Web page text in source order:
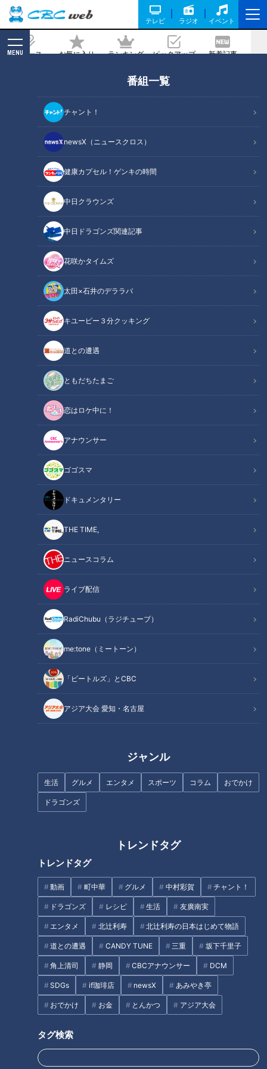
テレビ ラジオ イベント
ニュース お気に入り ランキング ピックアップ 新着記事
MENU
番組一覧
チャント！
newsX（ニュースクロス）
健康カプセル！ゲンキの時間
中日クラウンズ
中日ドラゴンズ関連記事
花咲かタイムズ
太田×石井のデララバ
キユーピー３分クッキング
道との遭遇
ともだちたまご
恋はロケ中に！
アナウンサー
ゴゴスマ
ドキュメンタリー
THE TIME,
ニュースコラム
ライブ配信
RadiChubu（ラジチューブ）
me:tone（ミートーン）
「ビートルズ」とCBC
アジア大会 愛知・名古屋
ジャンル
生活 グルメ エンタメ スポーツ コラム おでかけ
ドラゴンズ
トレンドタグ
トレンドタグ
動画 町中華 グルメ 中村彩賀 チャント！
ドラゴンズ レシピ 生活 友廣南実
エンタメ 北辻利寿 北辻利寿の日本はじめて物語
道との遭遇 CANDY TUNE 三重 坂下千里子
角上清司 静岡 CBCアナウンサー DCM
SDGs if珈琲店 newsX あみやき亭
おでかけ お金 とんかつ アジア大会
タグ検索
盛り上げた家族 22歳長男が海女小屋の
料理長に
記事に戻る
CBCテレビ：画像 『チャント！』
この記事の画像（全4枚）
記事に戻る
この記事を見たあなたへのおすすめ
「奥琵琶湖パークウェイ」がで
きるまで孤立…“独自の法律”を
作った集落「菅浦」を深掘り
フランス人は菓子店「シャトレ
ーゼ」の店名に顔を赤らめる？
まるでウォータースライダー！
近鉄特急「ひのとり」展望席最
に感激！グラビアアイドル・三
田悠貴の軽トラ四国一周の旅
「糖尿病」夏の食生活に注
いるサインは？糖尿病の予防・
改善法
タグ
チャント！
オススメ関連コンテンツ